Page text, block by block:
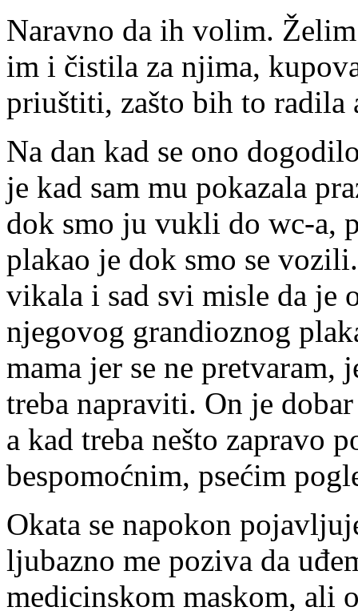
Naravno da ih volim.
im i čistila za njima,
priuštiti, zašto bih to
Na dan kad se ono
je kad sam mu pokazala
dok smo ju vukli do wc-a,
plakao je dok smo se
vikala i sad svi misle da je
njegovog grandioznog
mama jer se ne pretvaram,
treba napraviti. On je
a kad treba nešto zapravo
bespomoćnim, psećim
Okata se napokon
ljubazno me poziva da
medicinskom maskom, ali